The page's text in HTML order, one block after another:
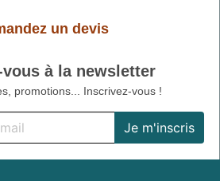
un devis
à la newsletter
promotions... Inscrivez-vous !